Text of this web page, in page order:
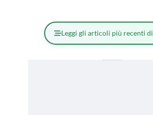
Leggi gli articoli più recenti di